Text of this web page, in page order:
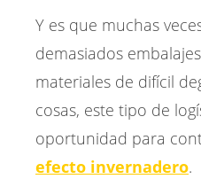
Y es que muchas
demasiados
materiales de difícil
cosas, este tipo de
oportunidad para
efecto invernadero.